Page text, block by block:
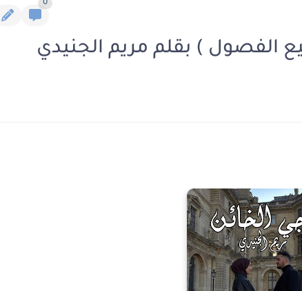
0
الفصول ) بقلم مريم الجنيدي